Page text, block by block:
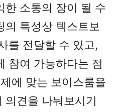
한 소통의 장이 될 수
의 특성상 텍스트보
를 전달할 수 있고,
참여 가능하다는 점
에 맞는 보이스룸을
의견을 나눠보시기